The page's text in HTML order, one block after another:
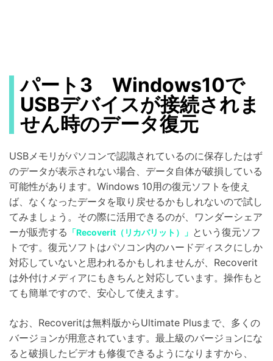
パート3 Windows10で
USBデバイスが接続されま
せん時のデータ復元
USBメモリがパソコンで認識されているのに保存したはず
のデータが表示されない場合、データ自体が破損している
可能性があります。Windows 10用の復元ソフトを使え
ば、なくなったデータを取り戻せるかもしれないので試し
てみましょう。その際に活用できるのが、ワンダーシェア
ーが販売する 「Recoverit（リカバリット）」 という復元ソフ
トです。復元ソフトはパソコン内のハードディスクにしか
対応していないと思われるかもしれませんが、Recoverit
は外付けメディアにもきちんと対応しています。操作もと
ても簡単ですので、安心して使えます。
なお、Recoveritは無料版からUltimate Plusまで、多くの
バージョンが用意されています。最上級のバージョンにな
ると破損したビデオも修復できるようになりますから、